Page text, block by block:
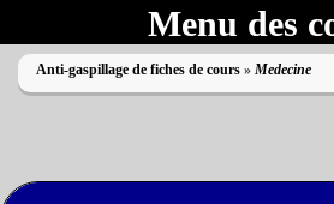
Menu des
Anti-gaspillage de fiches de cours » Medecine